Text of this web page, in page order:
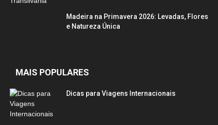
Madeira na Primavera 2026: Levadas, Flores
e Natureza Única
MAIS POPULARES
Dicas para Viagens Internacionais